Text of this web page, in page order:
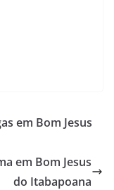
em Bom Jesus
em Bom Jesus
do Itabapoana